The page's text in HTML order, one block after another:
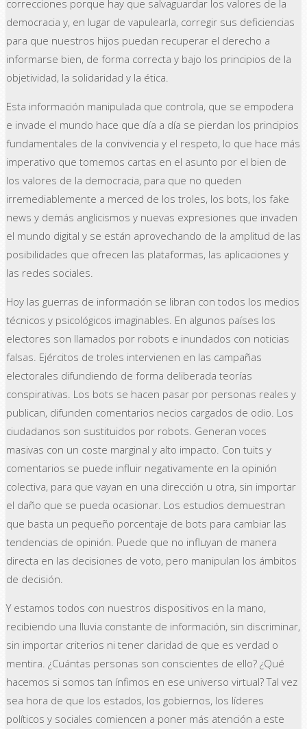
correcciones porque hay que salvaguardar los valores de la
democracia y, en lugar de vapulearla, corregir sus deficiencias
para que nuestros hijos puedan recuperar el derecho a
informarse bien, de forma correcta y bajo los principios de la
objetividad, la solidaridad y la ética.
Esta información manipulada que controla, que se empodera
e invade el mundo hace que día a día se pierdan los principios
fundamentales de la convivencia y el respeto, lo que hace más
imperativo que tomemos cartas en el asunto por el bien de
los valores de la democracia, para que no queden
irremediablemente a merced de los troles, los bots, los fake
news y demás anglicismos y nuevas expresiones que invaden
el mundo digital y se están aprovechando de la amplitud de las
posibilidades que ofrecen las plataformas, las aplicaciones y
las redes sociales.
Hoy las guerras de información se libran con todos los medios
técnicos y psicológicos imaginables. En algunos países los
electores son llamados por robots e inundados con noticias
falsas. Ejércitos de troles intervienen en las campañas
electorales difundiendo de forma deliberada teorías
conspirativas. Los bots se hacen pasar por personas reales y
publican, difunden comentarios necios cargados de odio. Los
ciudadanos son sustituidos por robots. Generan voces
masivas con un coste marginal y alto impacto. Con tuits y
comentarios se puede influir negativamente en la opinión
colectiva, para que vayan en una dirección u otra, sin importar
el daño que se pueda ocasionar. Los estudios demuestran
que basta un pequeño porcentaje de bots para cambiar las
tendencias de opinión. Puede que no influyan de manera
directa en las decisiones de voto, pero manipulan los ámbitos
de decisión.
Y estamos todos con nuestros dispositivos en la mano,
recibiendo una lluvia constante de información, sin discriminar,
sin importar criterios ni tener claridad de que es verdad o
mentira. ¿Cuántas personas son conscientes de ello? ¿Qué
hacemos si somos tan ínfimos en ese universo virtual? Tal vez
sea hora de que los estados, los gobiernos, los líderes
políticos y sociales comiencen a poner más atención a este